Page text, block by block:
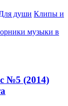
души Клипы и
музыки в
№5 (2014)